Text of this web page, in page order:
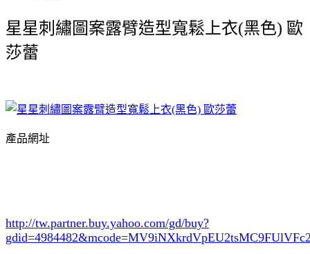
星星刺繡圖案露臂造型寬鬆上衣(黑色) 歐
莎蕾
產品網址
http://tw.partner.buy.yahoo.com/gd/buy?
gdid=4984482